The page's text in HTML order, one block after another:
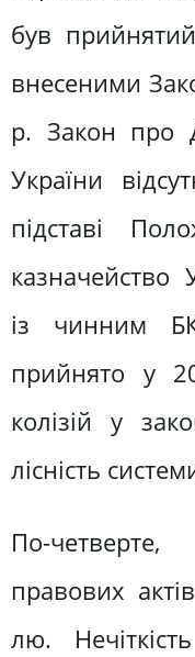
був
внесеними
р. Закон про
України
підставі
казначейство
із чинним
прийнято у
колізій у
лісність
По-
правових
лю.